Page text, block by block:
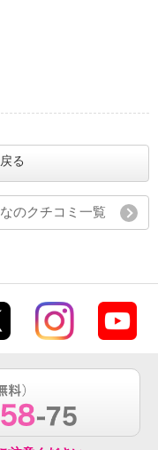
る
のクチコミ一覧